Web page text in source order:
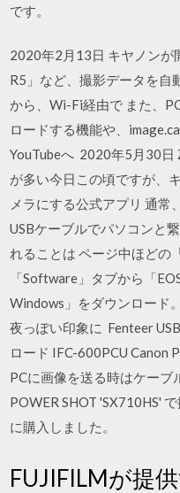
です。
2020年2月13日 キヤノンが
R5」など、撮影データを自
から、Wi-Fi経由で また、
ロードする機能や、
YouTubeへ 2020年5月30日
が多い今日この頃ですが、
メラにする公式アプリ 通常
USBケーブルでパソコンと
れることは ページ中ほどの
「Software」タブから「
Windows」をダウンロード
夜っぽい印象に Fenteer
ロード IFC-600PCU Canon
PCに画像を送る時はケーブ
POWER SHOT 'SX710HS'
に購入しました。
FUJIFILMが提